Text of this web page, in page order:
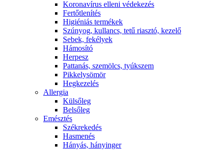
Koronavírus elleni védekezés
Fertőtlenítés
Higiéniás termékek
Szúnyog, kullancs, tetű riasztó, kezelő
Sebek, fekélyek
Hámosító
Herpesz
Pattanás, szemölcs, tyúkszem
Pikkelysömör
Hegkezelés
Allergia
Külsőleg
Belsőleg
Emésztés
Székrekedés
Hasmenés
Hányás, hányinger